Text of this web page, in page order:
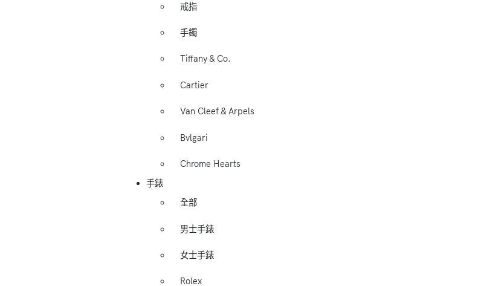
戒指
手鐲
Tiffany & Co.
Cartier
Van Cleef & Arpels
Bvlgari
Chrome Hearts
手錶
全部
男士手錶
女士手錶
Rolex